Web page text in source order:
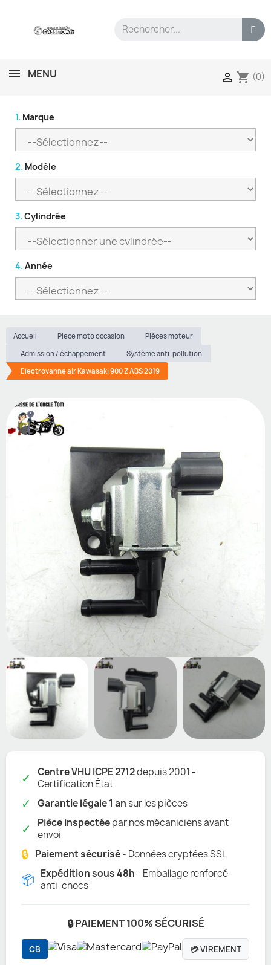
MENU  shopping_cart (0)
1. Marque
2. Modèle
3. Cylindrée
4. Année
Accueil Piece moto occasion
Pièces moteur
Admission / échappement
Système anti-pollution
Electrovanne air Kawasaki 900 Z ABS 2019
✓ Centre VHU ICPE 2712depuis 2001 -
Certification État
✓ Garantie légale 1 ansur les pièces
✓ Pièce inspectéepar nos mécaniciens avant
envoi
🔒 Paiement sécurisé- Données cryptées SSL
📦 Expédition sous 48h - Emballage renforcé
anti-chocs
🔒 PAIEMENT 100% SÉCURISÉ
CB 💳 VIREMENT